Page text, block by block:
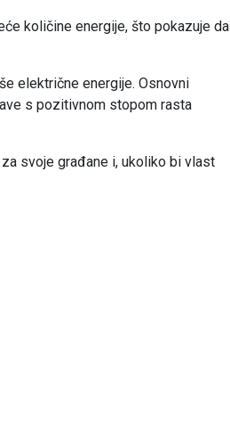
količine energije, što pokazuje da
električne energije. Osnovni
s pozitivnom stopom rasta
svoje građane i, ukoliko bi vlast